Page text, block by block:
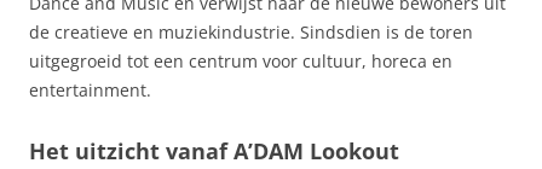
de creatieve en muziekindustrie. Sindsdien is de toren
uitgegroeid tot een centrum voor cultuur, horeca en
entertainment.
Het uitzicht vanaf A’DAM Lookout